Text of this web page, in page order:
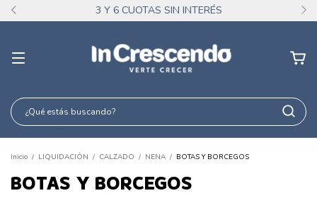
3 Y 6 CUOTAS SIN INTERÉS
Inicio / LIQUIDACIÓN / CALZADO / NENA / BOTAS Y BORCEGOS
BOTAS Y BORCEGOS